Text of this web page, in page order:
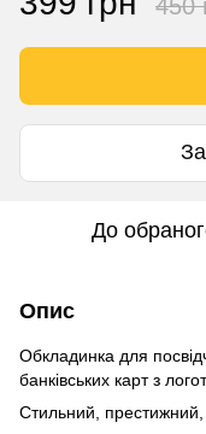
450
До
Опис
Обкладинка для
банківських карт з
Стильний, престижний,